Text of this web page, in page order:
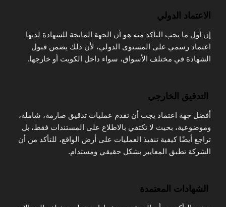
الاعتماد الدولي
إن أول ما يجب التأكد منه هو أن الجهة المانحة للشهادة لديها
اعتماد رسمي على المستوى الدولي، لأن ذلك يضمن قبول
الشهادة في مختلف الأسواق، سواء داخل الكويت أو خارجها.
التدقيق الخارجي
أفضل جهة اعتماد يجب أن تقدم عمليات تدقيق صارمة، شاملة،
وموضوعية، بحيث لا تكتفي بالاطلاع على المستندات فقط، بل
تراجع أيضًا كيفية تنفيذ العمليات على أرض الواقع، للتأكد من أن
الشركة تطبق المعايير بشكل حقيقي ومستدام.
الشهادات المعتمدة